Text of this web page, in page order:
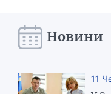
Новини
11